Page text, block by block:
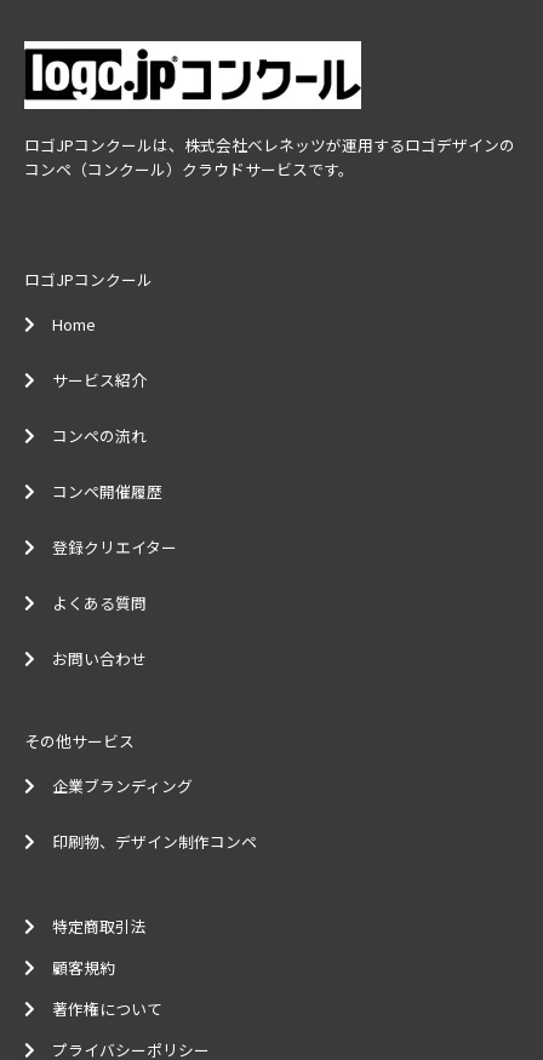
ロゴJPコンクールは、株式会社ベレネッツが運用するロゴデザインの
コンペ（コンクール）クラウドサービスです。
ロゴJPコンクール
Home
サービス紹介
コンペの流れ
コンペ開催履歴
登録クリエイター
よくある質問
お問い合わせ
その他サービス
企業ブランディング
印刷物、デザイン制作コンペ
特定商取引法
顧客規約
著作権について
プライバシーポリシー